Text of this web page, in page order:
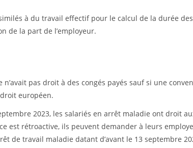
à du travail effectif pour le calcul de la durée
de la part de l’employeur.
pas droit à des congés payés sauf si une
européen.
2023, les salariés en arrêt maladie ont droit
est rétroactive, ils peuvent demander à leurs
de travail maladie datant d’avant le 13 septembre